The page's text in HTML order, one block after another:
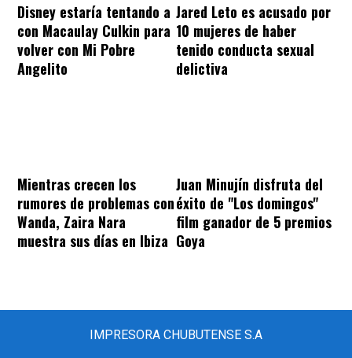
Disney estaría tentando a
con Macaulay Culkin para
volver con Mi Pobre
Angelito
Jared Leto es acusado por
10 mujeres de haber
tenido conducta sexual
delictiva
Mientras crecen los
rumores de problemas con
Wanda, Zaira Nara
muestra sus días en Ibiza
Juan Minujín disfruta del
éxito de "Los domingos"
film ganador de 5 premios
Goya
IMPRESORA CHUBUTENSE S.A